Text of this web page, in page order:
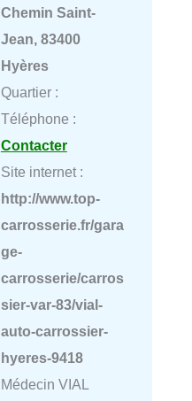
Chemin Saint-
Jean, 83400
Hyères
Quartier :
Téléphone :
Contacter
Site internet :
http://www.top-
carrosserie.fr/gara
ge-
carrosserie/carros
sier-var-83/vial-
auto-carrossier-
hyeres-9418
Médecin VIAL